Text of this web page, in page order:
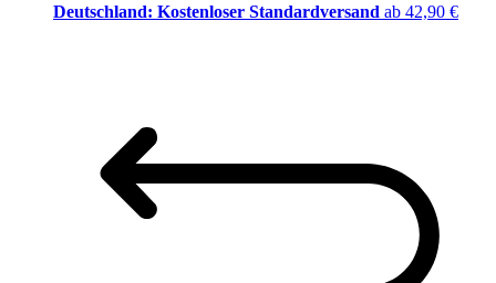
Deutschland: Kostenloser Standardversand ab 42,90 €